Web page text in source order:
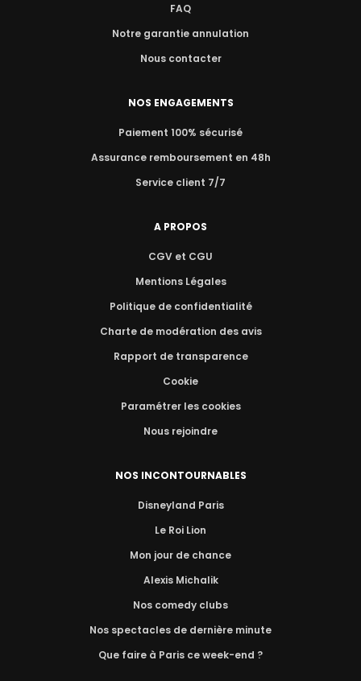
FAQ
Notre garantie annulation
Nous contacter
NOS ENGAGEMENTS
Paiement 100% sécurisé
Assurance remboursement en 48h
Service client 7/7
A PROPOS
CGV et CGU
Mentions Légales
Politique de confidentialité
Charte de modération des avis
Rapport de transparence
Cookie
Paramétrer les cookies
Nous rejoindre
NOS INCONTOURNABLES
Disneyland Paris
Le Roi Lion
Mon jour de chance
Alexis Michalik
Nos comedy clubs
Nos spectacles de dernière minute
Que faire à Paris ce week-end ?